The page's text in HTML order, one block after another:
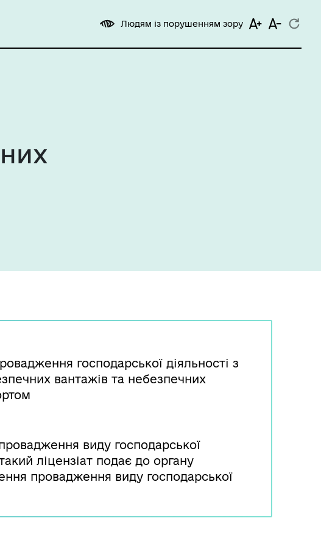
Людям із порушенням зору
господарської діяльності з
вантажів та небезпечних
виду господарської
ліцензіат подає до органу
провадження виду господарської
орган ліцензування протягом